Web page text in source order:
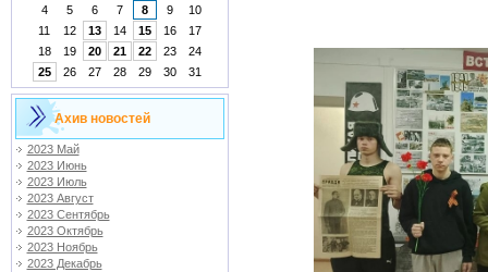
4
5 6 7 8 9
10
11
12 13 14 15 16
17
18
19 20 21 22 23
24
25
26 27 28 29 30 31
Ахив новостей
2023 Май
2023 Июнь
2023 Июль
2023 Август
2023 Сентябрь
2023 Октябрь
2023 Ноябрь
2023 Декабрь